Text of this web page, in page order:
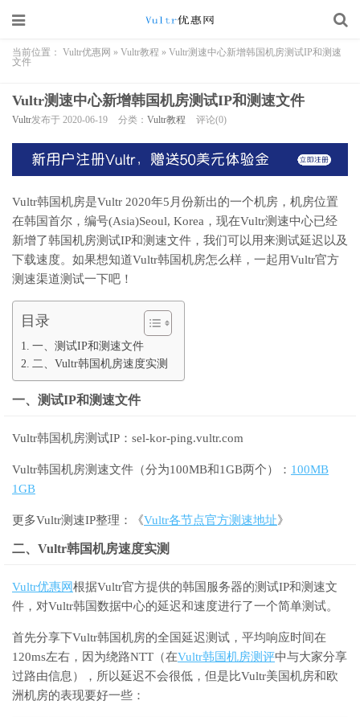
当前位置： Vultr优惠网 » Vultr教程 » Vultr测速中心新增韩国机房测试IP和测速
文件
Vultr测速中心新增韩国机房测试IP和测速文件
Vultr发布于 2020-06-19 分类： Vultr教程 评论(0)
Vultr韩国机房是Vultr 2020年5月份新出的一个机房，机房位置
在韩国首尔，编号(Asia)Seoul, Korea，现在Vultr测速中心已经
新增了韩国机房测试IP和测速文件，我们可以用来测试延迟以及
下载速度。如果想知道Vultr韩国机房怎么样，一起用Vultr官方
测速渠道测试一下吧！
目录
一、测试IP和测速文件
二、Vultr韩国机房速度实测
一、测试IP和测速文件
Vultr韩国机房测试IP：sel-kor-ping.vultr.com
Vultr韩国机房测速文件（分为100MB和1GB两个）： 100MB
1GB
更多Vultr测速IP整理：《Vultr各节点官方测速地址》
二、Vultr韩国机房速度实测
Vultr优惠网根据Vultr官方提供的韩国服务器的测试IP和测速文
件，对Vultr韩国数据中心的延迟和速度进行了一个简单测试。
首先分享下Vultr韩国机房的全国延迟测试，平均响应时间在
120ms左右，因为绕路NTT（在Vultr韩国机房测评中与大家分享
过路由信息），所以延迟不会很低，但是比Vultr美国机房和欧
洲机房的表现要好一些：